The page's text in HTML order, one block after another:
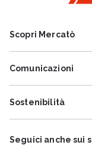
Scopri Mercatò
Comunicazioni
Sostenibilità
Seguici anche sui